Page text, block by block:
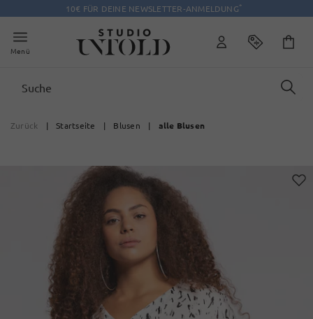
10€ FÜR DEINE NEWSLETTER-ANMELDUNG*
Menü
Zurück | Startseite | Blusen | alle Blusen